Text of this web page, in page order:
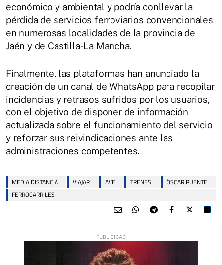
económico y ambiental y podría conllevar la
pérdida de servicios ferroviarios convencionales
en numerosas localidades de la provincia de
Jaén y de Castilla-La Mancha.
Finalmente, las plataformas han anunciado la
creación de un canal de WhatsApp para recopilar
incidencias y retrasos sufridos por los usuarios,
con el objetivo de disponer de información
actualizada sobre el funcionamiento del servicio
y reforzar sus reivindicaciones ante las
administraciones competentes.
MEDIA DISTANCIA VIAJAR AVE TRENES
ÓSCAR PUENTE
FERROCARRILES